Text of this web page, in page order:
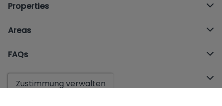
Properties
Areas
FAQs
Offices
Zustimmung verwalten